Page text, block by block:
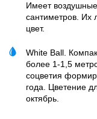
Имеет
сантиметров. Их
цвет.
White Ball.
более 1-1,5
соцветия
года. Цветение
октябрь.